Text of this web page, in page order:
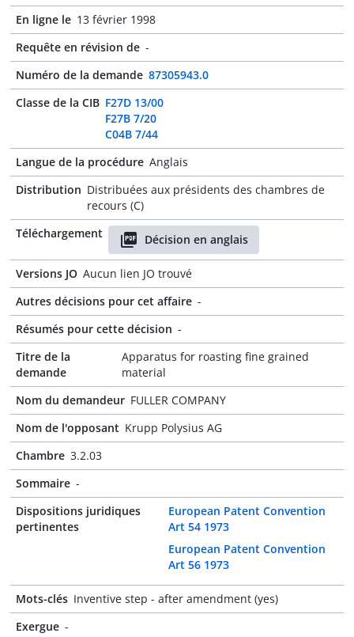
En ligne le 13 février 1998
Requête en révision de -
Numéro de la demande 87305943.0
Classe de la CIB F27D 13/00
F27B 7/20
C04B 7/44
Langue de la procédure Anglais
Distribution Distribuées aux présidents des chambres de
recours (C)
Téléchargement
Décision en anglais
Versions JO Aucun lien JO trouvé
Autres décisions pour cet affaire -
Résumés pour cette décision -
Titre de la
demande
Apparatus for roasting fine grained
material
Nom du demandeur FULLER COMPANY
Nom de l'opposant Krupp Polysius AG
Chambre 3.2.03
Sommaire -
Dispositions juridiques
pertinentes
European Patent Convention
Art 54 1973
European Patent Convention
Art 56 1973
Mots-clés Inventive step - after amendment (yes)
Exergue -